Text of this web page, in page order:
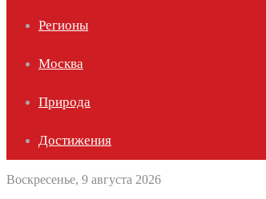
Регионы
Москва
Природа
Достижения
Воскресенье, 9 августа 2026